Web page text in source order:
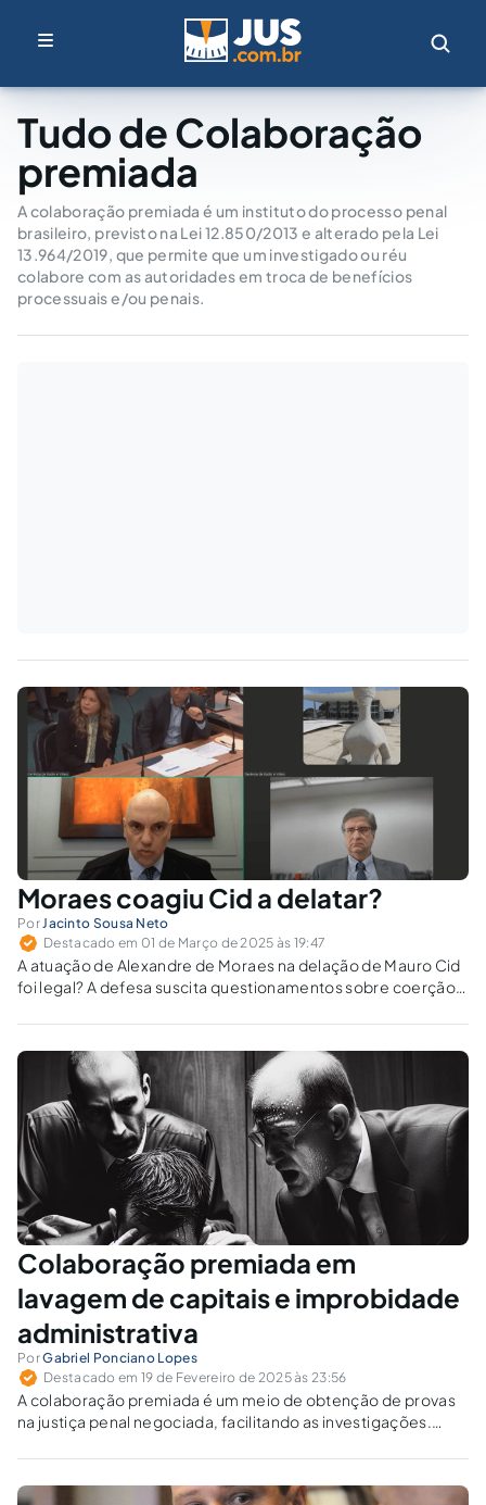
Tudo de Colaboração
premiada
A colaboração premiada é um instituto do processo penal
brasileiro, previsto na Lei 12.850/2013 e alterado pela Lei
13.964/2019, que permite que um investigado ou réu
colabore com as autoridades em troca de benefícios
processuais e/ou penais.
Moraes coagiu Cid a delatar?
PorJacinto Sousa Neto
Destacado em 01 de Março de 2025 às 19:47
A atuação de Alexandre de Moraes na delação de Mauro Cid
foi legal? A defesa suscita questionamentos sobre coerção,
Colaboração premiada em
lavagem de capitais e improbidade
administrativa
PorGabriel Ponciano Lopes
Destacado em 19 de Fevereiro de 2025 às 23:56
A colaboração premiada é um meio de obtenção de provas
na justiça penal negociada, facilitando as investigações.